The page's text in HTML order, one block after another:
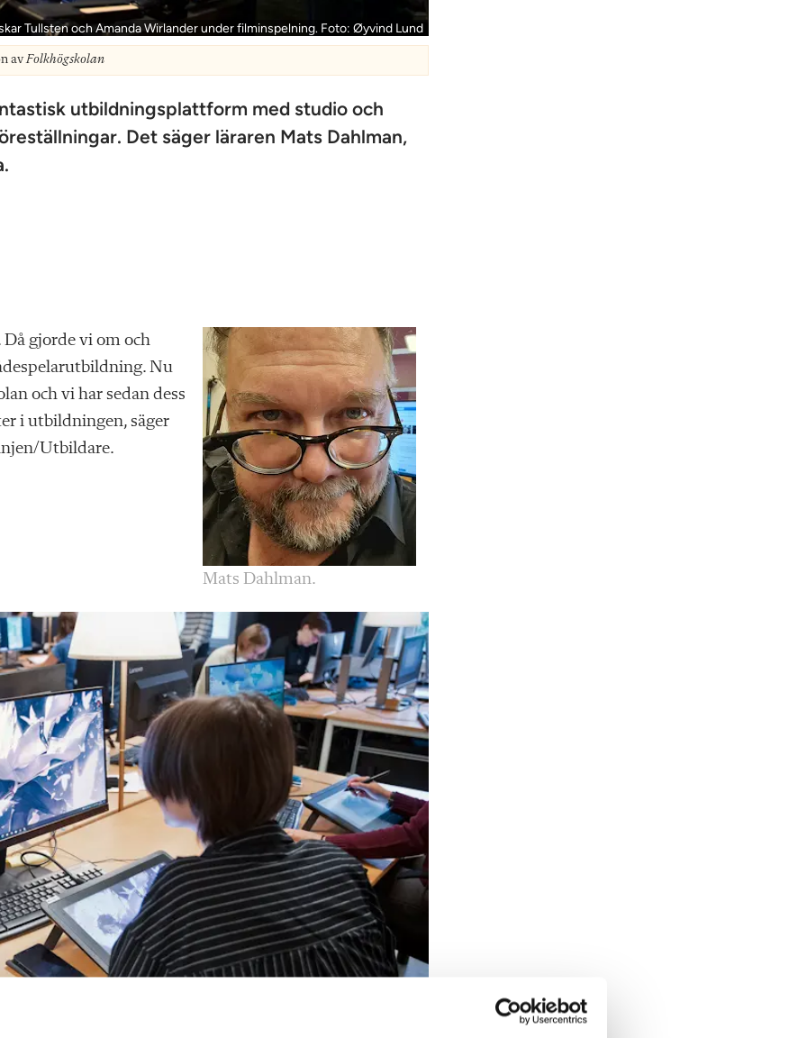
Tullsten och Amanda Wirlander under filminspelning. Foto: Øyvind Lund
avFolkhögskolan
utbildningsplattform med studio och
Det säger läraren Mats Dahlman,
Mats Dahlman.
gjorde vi om och
Nu
och vi har sedan dess
i utbildningen, säger
Utbildare.